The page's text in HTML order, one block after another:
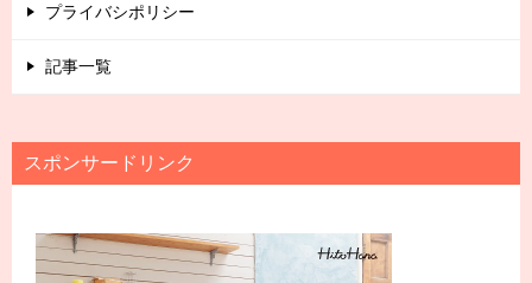
プライバシポリシー
記事一覧
スポンサードリンク